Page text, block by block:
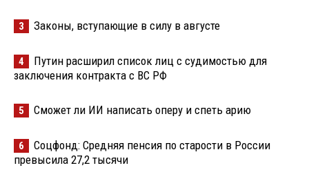
3 Законы, вступающие в силу в августе
4
Путин расширил список лиц с судимостью для
заключения контракта с ВС РФ
5 Сможет ли ИИ написать оперу и спеть арию
6
Соцфонд: Средняя пенсия по старости в России
превысила 27,2 тысячи